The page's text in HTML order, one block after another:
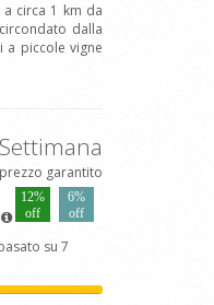
circa 1 km da
dalla
a piccole vigne
garantito
12%
off
6%
off
su 7